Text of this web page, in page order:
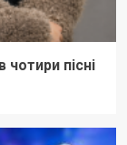
пісні